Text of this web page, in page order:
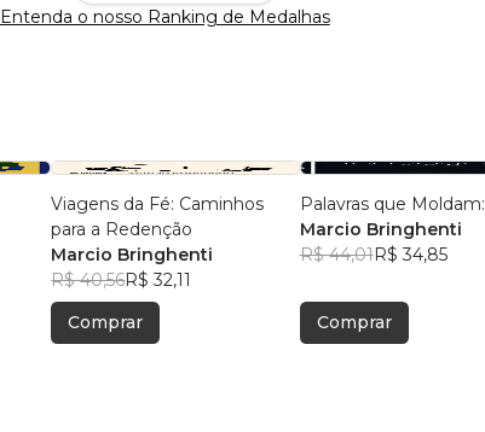
Entenda o nosso Ranking de Medalhas
Viagens da Fé: Caminhos
para a Redenção
Marcio Bringhenti
R$ 40,56R$ 32,11
Comprar
Palavras que Moldam:
Marcio Bringhenti
R$ 44,01R$ 34,85
Comprar